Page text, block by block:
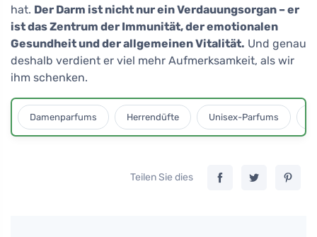
hat. Der Darm ist nicht nur ein Verdauungsorgan – er
ist das Zentrum der Immunität, der emotionalen
Gesundheit und der allgemeinen Vitalität. Und genau
deshalb verdient er viel mehr Aufmerksamkeit, als wir
ihm schenken.
Damenparfums Herrendüfte Unisex-Parfums
Teilen Sie dies